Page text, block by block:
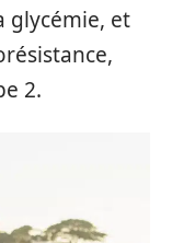
glycémie, et
2.